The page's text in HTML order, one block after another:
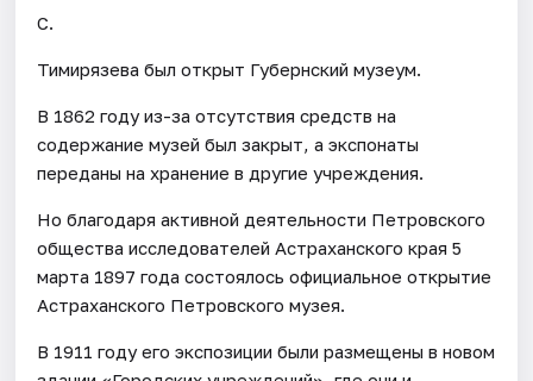
С.
Тимирязева был открыт Губернский музеум.
В 1862 году из-за отсутствия средств на
содержание музей был закрыт, а экспонаты
переданы на хранение в другие учреждения.
Но благодаря активной деятельности Петровского
общества исследователей Астраханского края 5
марта 1897 года состоялось официальное открытие
Астраханского Петровского музея.
В 1911 году его экспозиции были размещены в новом